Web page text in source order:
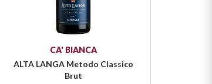
CA' BIANCA
ALTA LANGA Metodo Classico
Brut